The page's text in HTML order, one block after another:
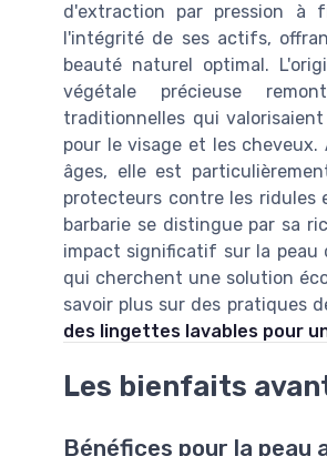
d'extraction par pression à
l'intégrité de ses actifs,
beauté naturel optimal.
végétale précieuse
traditionnelles qui
pour le visage et les cheveux.
âges, elle est
protecteurs contre les ridules
barbarie se distingue par sa
impact significatif sur la peau
qui cherchent une solution
savoir plus sur des pratiques
des lingettes lavables pour
Les bienfaits
Bénéfices pour la